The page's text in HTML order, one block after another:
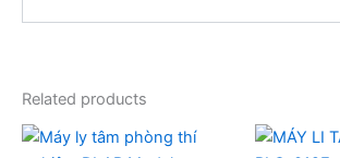
Related products